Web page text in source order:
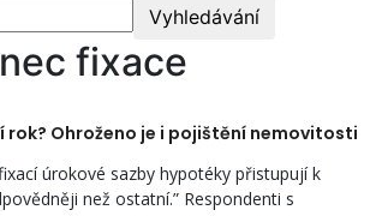
fixace
rok? Ohroženo je i pojištění nemovitosti
úrokové sazby hypotéky přistupují k
než ostatní.” Respondenti s